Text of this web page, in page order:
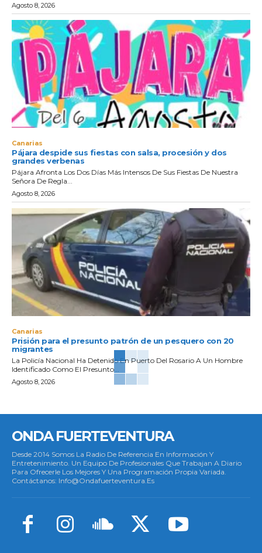
Agosto 8, 2026
Canarias
Pájara despide sus fiestas con salsa, procesión y dos
grandes verbenas
Pájara Afronta Los Dos Días Más Intensos De Sus Fiestas De Nuestra
Señora De Regla...
Agosto 8, 2026
Canarias
Prisión para el presunto patrón de un pesquero con 20
migrantes
La Policía Nacional Ha Detenido En Puerto Del Rosario A Un Hombre
Identificado Como El Presunto...
Agosto 8, 2026
ONDA FUERTEVENTURA
Desde 2014 Somos La Radio De Referencia En Información Y
Entretenimiento. Un Equipo De Profesionales Que Trabajan A Diario
Para Ofrecerle Los Mejores Y Una Programación Propia Variada.
Contáctanos: Info@ondafuerteventura.es